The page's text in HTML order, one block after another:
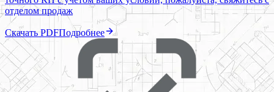
отделом продаж
Скачать PDFПодробнее